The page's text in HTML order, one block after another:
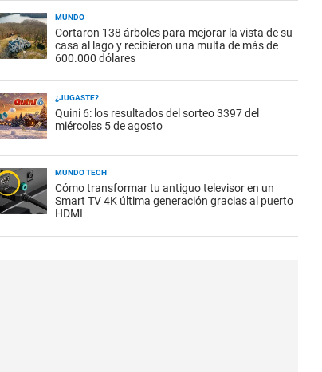
MUNDO
Cortaron 138 árboles para mejorar la vista de su
casa al lago y recibieron una multa de más de
600.000 dólares
¿JUGASTE?
Quini 6: los resultados del sorteo 3397 del
miércoles 5 de agosto
MUNDO TECH
Cómo transformar tu antiguo televisor en un
Smart TV 4K última generación gracias al puerto
HDMI